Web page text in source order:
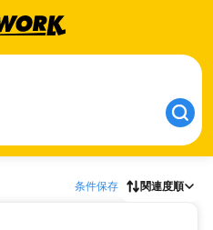
条件保存 関連度順